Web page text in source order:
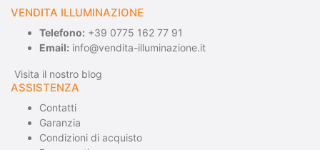
VENDITA ILLUMINAZIONE
Telefono: +39 0775 162 77 91
Email: info@vendita-illuminazione.it
Visita il nostro blog
ASSISTENZA
Contatti
Garanzia
Condizioni di acquisto